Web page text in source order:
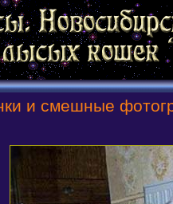
и смешные